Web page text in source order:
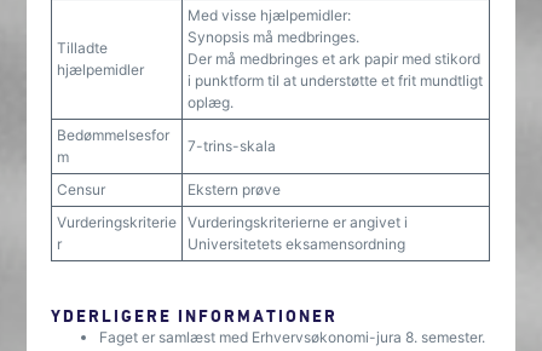
Tilladte
hjælpemidler
Med visse hjælpemidler:
Synopsis må medbringes.
Der må medbringes et ark papir med stikord
i punktform til at understøtte et frit mundtligt
oplæg.
Bedømmelsesfor
m
7-trins-skala
Censur
Ekstern prøve
Vurderingskriterie
r
Vurderingskriterierne er angivet i
Universitetets eksamensordning
YDERLIGERE INFORMATIONER
Faget er samlæst med Erhvervsøkonomi-jura 8. semester.